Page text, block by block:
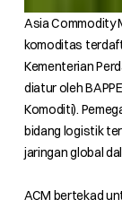
Asia Commodity
komoditas
Kementerian
diatur oleh
Komoditi).​​
bidang logistik
jaringan global
ACM bertekad